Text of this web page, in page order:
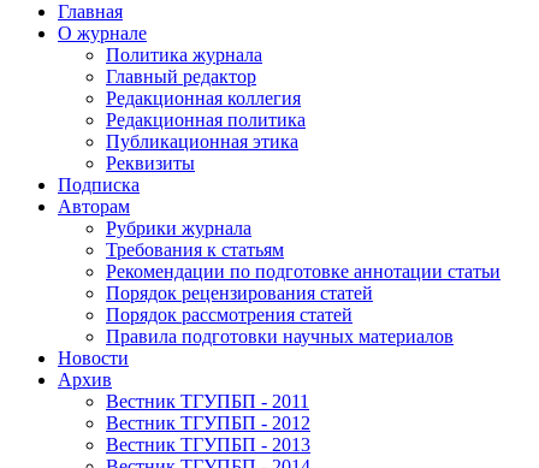
Главная
О журнале
Политика журнала
Главный редактор
Редакционная коллегия
Редакционная политика
Публикационная этика
Реквизиты
Подписка
Авторам
Рубрики журнала
Требования к статьям
Рекомендации по подготовке аннотации статьи
Порядок рецензирования статей
Порядок рассмотрения статей
Правила подготовки научных материалов
Новости
Архив
Вестник ТГУПБП - 2011
Вестник ТГУПБП - 2012
Вестник ТГУПБП - 2013